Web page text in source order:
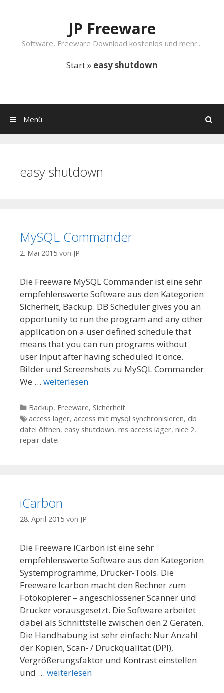
JP Freeware
Software, Freeware Download kostenlos und mehr...
Start» easy shutdown
Suchen
Menü
easy shutdown
MySQL Commander
2. Mai 2015 von JP
Die Freeware MySQL Commander ist eine sehr
empfehlenswerte Software aus den Kategorien
Sicherheit, Backup. DB Scheduler gives you an
opportunity to run the program and any other
application on a user defined schedule that
means that you can run programs without
user input after having scheduled it once.
Bilder und Screenshots zu MySQL Commander
We … weiterlesen
Kategorien
Backup, Freeware, Sicherheit
Tags
access lager, access mit mysql synchronisieren, db
datei öffnen, easy shutdown, ms access lager, nice 2,
repair datei
iCarbon
28. April 2015 von JP
Die Freeware iCarbon ist eine sehr
empfehlenswerte Software aus den Kategorien
Systemprogramme, Drucker-Tools. Die
Freeware Icarbon macht den Rechner zum
Fotokopierer – angeschlossener Scanner und
Drucker vorausgesetzt. Die Software arbeitet
dabei als Schnittstelle zwischen den 2 Geräten.
Die Handhabung ist sehr einfach: Nur Anzahl
der Kopien, Scan- / Druckqualität (DPI),
Vergrößerungsfaktor und Kontrast einstellen
und … weiterlesen